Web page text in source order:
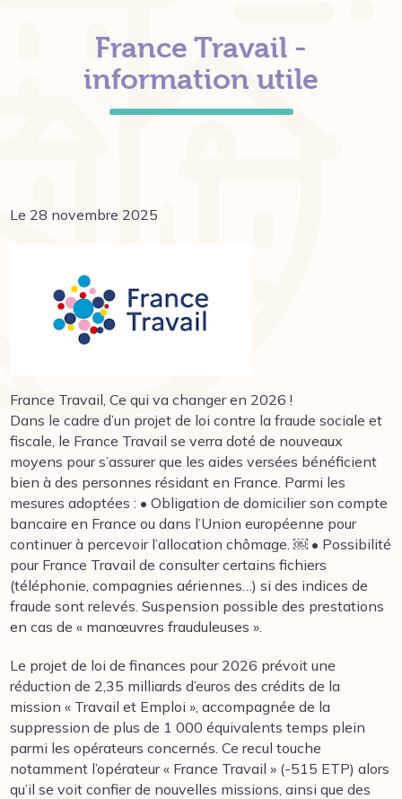
France Travail -
information utile
Le 28 novembre 2025
France Travail, Ce qui va changer en 2026 !
Dans le cadre d’un projet de loi contre la fraude sociale et
fiscale, le France Travail se verra doté de nouveaux
moyens pour s’assurer que les aides versées bénéficient
bien à des personnes résidant en France. Parmi les
mesures adoptées : • Obligation de domicilier son compte
bancaire en France ou dans l’Union européenne pour
continuer à percevoir l’allocation chômage. ￼ • Possibilité
pour France Travail de consulter certains fichiers
(téléphonie, compagnies aériennes…) si des indices de
fraude sont relevés. Suspension possible des prestations
en cas de « manœuvres frauduleuses ».
Le projet de loi de finances pour 2026 prévoit une
réduction de 2,35 milliards d’euros des crédits de la
mission « Travail et Emploi », accompagnée de la
suppression de plus de 1 000 équivalents temps plein
parmi les opérateurs concernés. Ce recul touche
notamment l’opérateur « France Travail » (-515 ETP) alors
qu’il se voit confier de nouvelles missions, ainsi que des